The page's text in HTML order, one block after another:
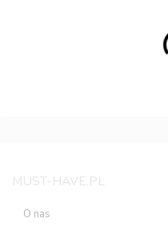
MUST-HAVE.PL
O nas